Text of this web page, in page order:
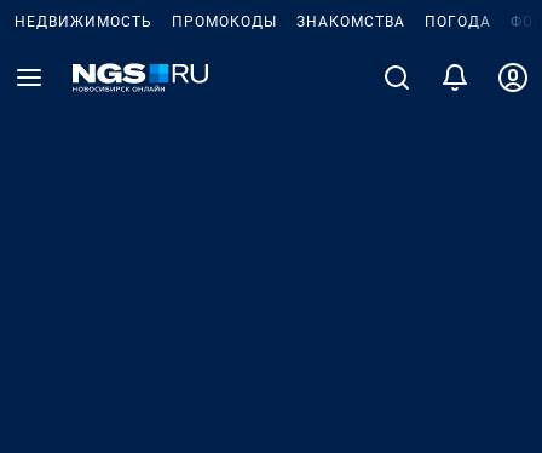
НЕДВИЖИМОСТЬ ПРОМОКОДЫ ЗНАКОМСТВА ПОГОДА